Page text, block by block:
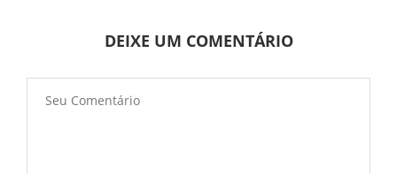
DEIXE UM COMENTÁRIO